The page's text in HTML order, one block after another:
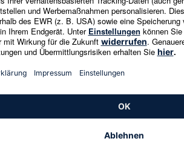
Abmeldung ist jederzeit in
Es gelten die